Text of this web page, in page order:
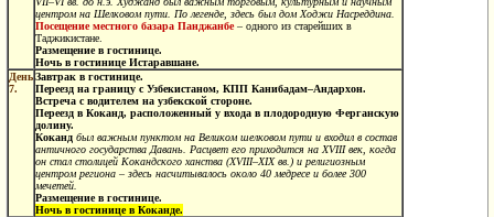
центром на Шелковом пути. По легенде, здесь был дом Ходжи Насреддина.
Посещение местного базара Панджанбе– одного из старейших в
Таджикистане.
Размещение в гостинице.
Ночь в гостинице Истаравшане.
День
7.
Завтрак в гостинице.
Переезд на границу с Узбекистаном, КПП Канибадам–Андархон.
Встреча с водителем на узбекской стороне.
Переезд в Коканд, расположенный у входа в плодородную Ферганскую
долину.
Коканд был важным пунктом на Великом шелковом пути и входил в состав
античного государства Давань. Расцвет его приходится на XVIII век, когда
он стал столицей Кокандского ханства (XVIII–XIX вв.) и религиозным
центром региона – здесь насчитывалось около 40 медресе и более 300
мечетей.
Размещение в гостинице.
Ночь в гостинице в Коканде.